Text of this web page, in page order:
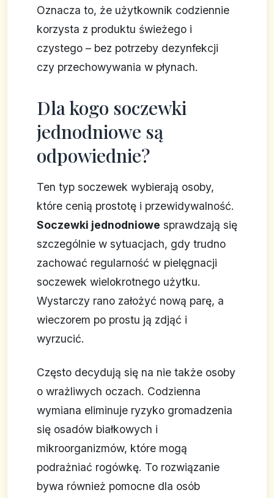
Oznacza to, że użytkownik codziennie
korzysta z produktu świeżego i
czystego – bez potrzeby dezynfekcji
czy przechowywania w płynach.
Dla kogo soczewki
jednodniowe są
odpowiednie?
Ten typ soczewek wybierają osoby,
które cenią prostotę i przewidywalność.
Soczewki jednodniowe sprawdzają się
szczególnie w sytuacjach, gdy trudno
zachować regularność w pielęgnacji
soczewek wielokrotnego użytku.
Wystarczy rano założyć nową parę, a
wieczorem po prostu ją zdjąć i
wyrzucić.
Często decydują się na nie także osoby
o wrażliwych oczach. Codzienna
wymiana eliminuje ryzyko gromadzenia
się osadów białkowych i
mikroorganizmów, które mogą
podrażniać rogówkę. To rozwiązanie
bywa również pomocne dla osób